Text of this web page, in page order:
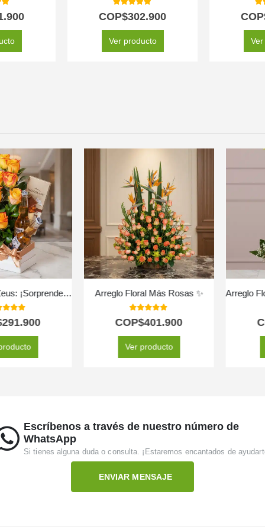
5.00
COP$302.900
Ver producto
Arreglo Floral Zeus: ¡Sorprende con un Detalle Único!
of 5
Arreglo Floral Más Rosas ✨
out of 5
COP$401.900
Ver producto
Escríbenos a través de nuestro número de
WhatsApp
Si tienes alguna duda o consulta. ¡Estaremos encantados de
ENVIAR MENSAJE